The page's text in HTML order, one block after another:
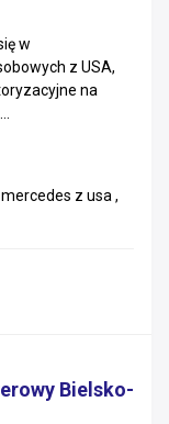
w
z USA,
na
z usa ,
Bielsko-